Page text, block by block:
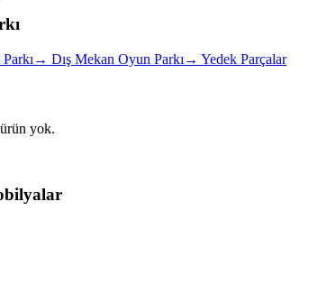
→ Dış Mekan Oyun Parkı → Yedek Parçalar
yok.